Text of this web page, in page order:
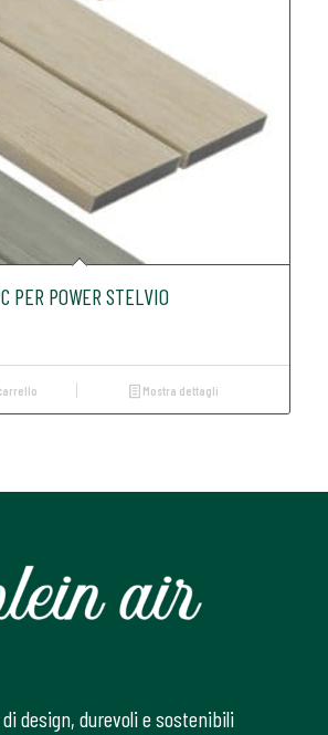
PER POWER STELVIO
Mostra dettagli
design, durevoli e sostenibili